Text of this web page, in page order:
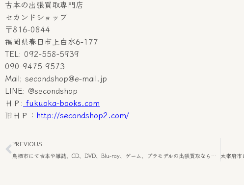
古本の出張買取専門店
セカンドショップ
〒816-0844
福岡県春日市上白水6-177
TEL: 092-558-5939
090-9475-9573
Mail; secondshop@e-mail.jp
LINE: @secondshop
ＨＰ: fukuoka-books.com
旧ＨＰ： http://secondshop2.com/
PREVIOUS
鳥栖市にて古本や雑誌、CD、DVD、Blu-ray、ゲーム、プラモデルの出張買取なら当店で。